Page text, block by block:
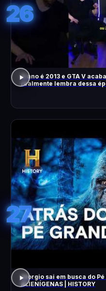
26
O ano é 2013 e GTA V
realmente lembra dessa
27
Giorgio sai em busca do Pé
ALIENÍGENAS | HISTORY